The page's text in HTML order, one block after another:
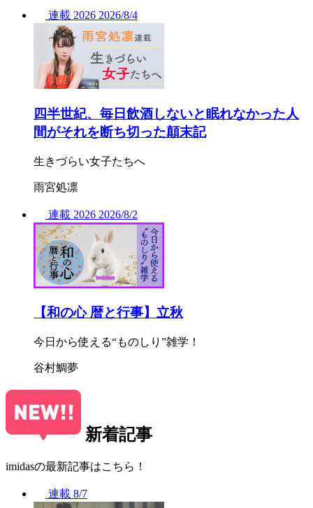
連載 2026 2026/8/4
四半世紀、毎日飲酒しないと眠れなかった人
間がそれを断ち切った顛末記
生きづらい女子たちへ
雨宮処凛
連載 2026 2026/8/2
【和の心 暦と行事】立秋
今日から使える“ものしり”雑学！
谷村鯛夢
新着記事
imidasの最新記事はこちら！
連載 8/7